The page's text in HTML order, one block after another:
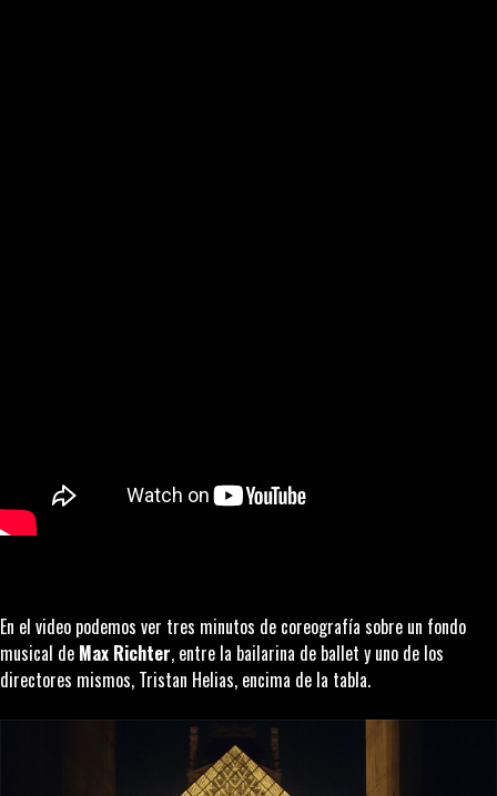
En el video podemos ver tres minutos de coreografía sobre un fondo
musical de Max Richter, entre la bailarina de ballet y uno de los
directores mismos, Tristan Helias, encima de la tabla.